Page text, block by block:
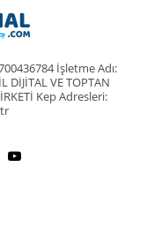
İşletme Adı:
DİJİTAL VE TOPTAN
Kep Adresleri: